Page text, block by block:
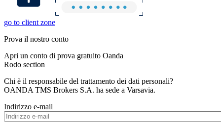
go to client zone
Prova il nostro conto
Apri un conto di prova gratuito Oanda
Rodo section
Chi è il responsabile del trattamento dei dati personali?
OANDA TMS Brokers S.A. ha sede a Varsavia.
Indirizzo e-mail